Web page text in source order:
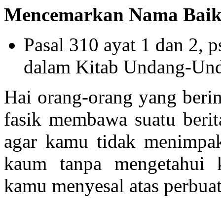
Mencemarkan Nama
Pasal 310 ayat 1 dan 2,
dalam Kitab Undang-
Hai orang-orang yang
fasik membawa suatu
agar kamu tidak
kaum tanpa mengetahui
kamu menyesal atas